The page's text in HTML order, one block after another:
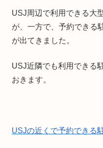
USJ周辺で利用できる大
が、一方で、予約できる
が出てきました。
USJ近隣でも利用できる
おきます。
USJの近くで予約できる